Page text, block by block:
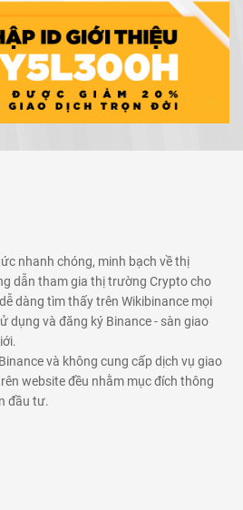
nhanh chóng, minh bạch về thị
dẫn tham gia thị trường Crypto cho
dàng tìm thấy trên Wikibinance mọi
dụng và đăng ký Binance - sàn giao
và không cung cấp dịch vụ giao
website đều nhằm mục đích thông
đầu tư.